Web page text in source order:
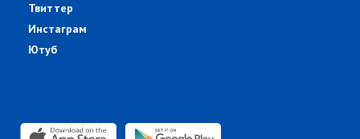
Твиттер
Инстаграм
Ютуб